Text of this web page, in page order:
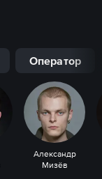
Оператор
Александр
Мизёв